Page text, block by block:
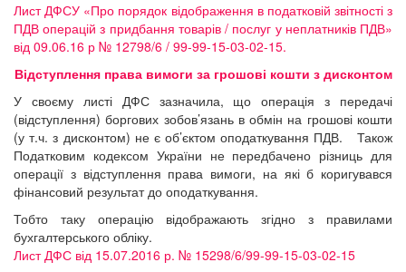
Лист ДФСУ «Про порядок відображення в податковій звітності з
ПДВ операцій з придбання товарів / послуг у неплатників ПДВ»
від 09.06.16 р № 12798/6 / 99-99-15-03-02-15.
Відступлення права вимоги за грошові кошти з дисконтом
У своєму листі ДФС зазначила, що операція з передачі
(відступлення) боргових зобов’язань в обмін на грошові кошти
(у т.ч. з дисконтом) не є об’єктом оподаткування ПДВ. Також
Податковим кодексом України не передбачено різниць для
операції з відступлення права вимоги, на які б коригувався
фінансовий результат до оподаткування.
Тобто таку операцію відображають згідно з правилами
бухгалтерського обліку.
Лист ДФС від 15.07.2016 р. № 15298/6/99-99-15-03-02-15